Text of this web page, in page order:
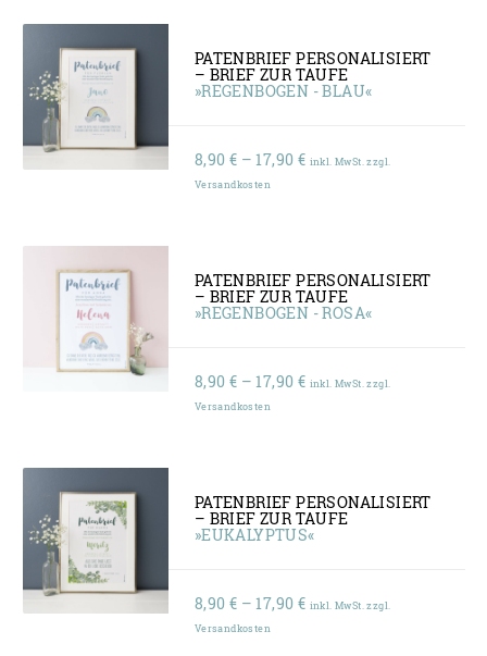
PATENBRIEF PERSONALISIERT
– BRIEF ZUR TAUFE
»REGENBOGEN - BLAU«
8,90 € –17,90 €Preisspanne:
inkl. MwSt. zzgl.
Versandkosten
PATENBRIEF PERSONALISIERT
– BRIEF ZUR TAUFE
»REGENBOGEN - ROSA«
8,90 € –17,90 €Preisspanne:
inkl. MwSt. zzgl.
Versandkosten
PATENBRIEF PERSONALISIERT
– BRIEF ZUR TAUFE
»EUKALYPTUS«
8,90 € –17,90 €Preisspanne:
inkl. MwSt. zzgl.
Versandkosten